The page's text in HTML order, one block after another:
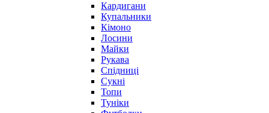
Кардигани
Купальники
Кімоно
Лосини
Майки
Рукава
Спідниці
Сукні
Топи
Туніки